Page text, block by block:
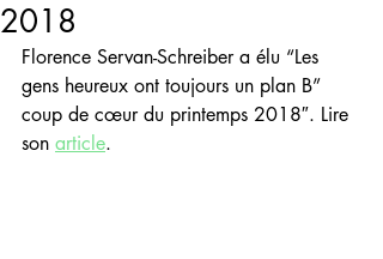
2018
Florence Servan-Schreiber a élu “Les
gens heureux ont toujours un plan B”
coup de cœur du printemps 2018″. Lire
son article.